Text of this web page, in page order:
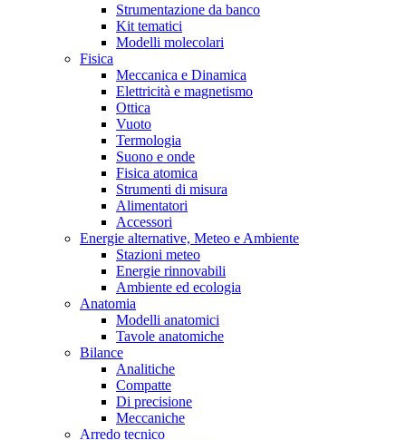
Strumentazione da banco
Kit tematici
Modelli molecolari
Fisica
Meccanica e Dinamica
Elettricità e magnetismo
Ottica
Vuoto
Termologia
Suono e onde
Fisica atomica
Strumenti di misura
Alimentatori
Accessori
Energie alternative, Meteo e Ambiente
Stazioni meteo
Energie rinnovabili
Ambiente ed ecologia
Anatomia
Modelli anatomici
Tavole anatomiche
Bilance
Analitiche
Compatte
Di precisione
Meccaniche
Arredo tecnico